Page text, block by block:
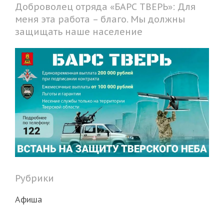
Доброволец отряда «БАРС ТВЕРЬ»: Для
меня эта работа – благо. Мы должны
защищать наше население
Рубрики
Афиша